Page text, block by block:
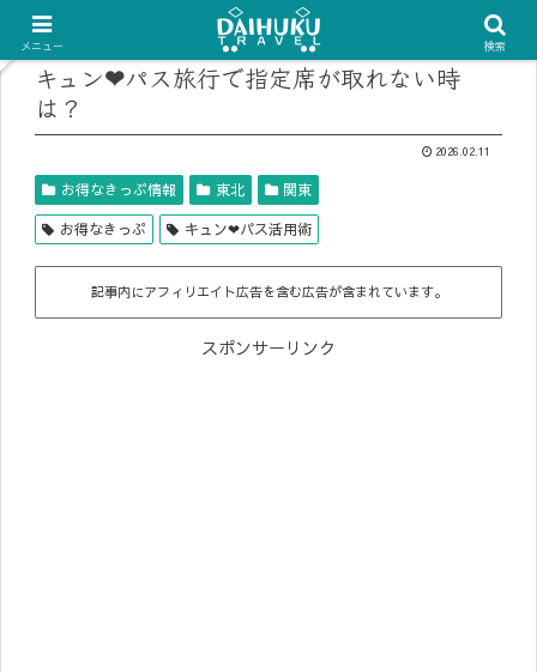
キュン❤︎パス旅行で指定席が取れない時
は？
2026.02.11
お得なきっぷ情報 東北 関東
お得なきっぷ キュン❤︎パス活用術
記事内にアフィリエイト広告を含む広告が含まれています。
スポンサーリンク
メニュー 検索